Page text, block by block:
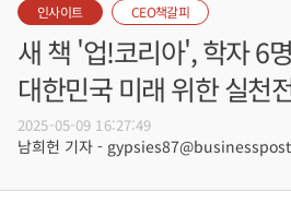
인사이트 CEO책갈피
새 책 '업!코리아', 학자 6
대한민국 미래 위한 실천
2025-05-09 16:27:49
남희헌 기자 -